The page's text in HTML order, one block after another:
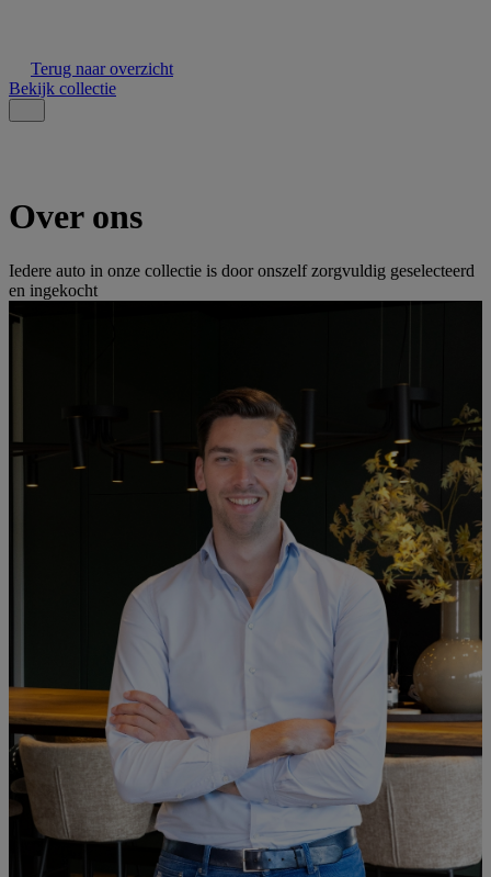
Terug naar overzicht
Bekijk collectie
Over ons
Iedere auto in onze collectie is door onszelf zorgvuldig geselecteerd
en ingekocht